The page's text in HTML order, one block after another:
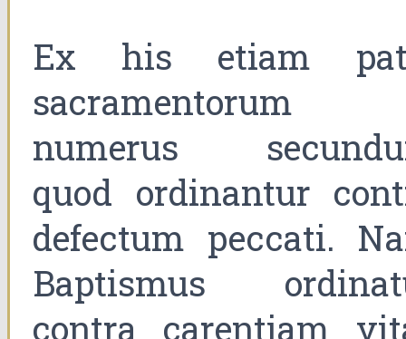
Ex his etiam
sacramentorum
numerus
quod ordinantur
defectum peccati.
Baptismus
contra carentiam